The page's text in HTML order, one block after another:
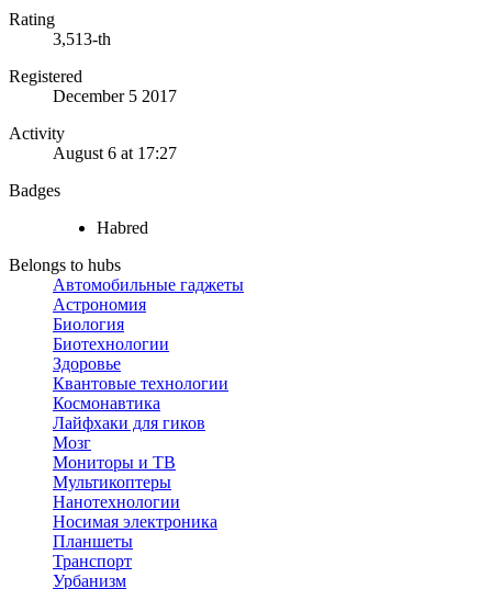
Rating
3,513-th
Registered
December 5 2017
Activity
August 6 at 17:27
Badges
Habred
Belongs to hubs
Автомобильные гаджеты
Астрономия
Биология
Биотехнологии
Здоровье
Квантовые технологии
Космонавтика
Лайфхаки для гиков
Мозг
Мониторы и ТВ
Мультикоптеры
Нанотехнологии
Носимая электроника
Планшеты
Транспорт
Урбанизм